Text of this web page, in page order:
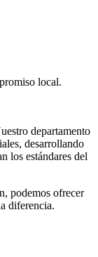
local.
departamento
desarrollando
los estándares del
podemos ofrecer
diferencia.